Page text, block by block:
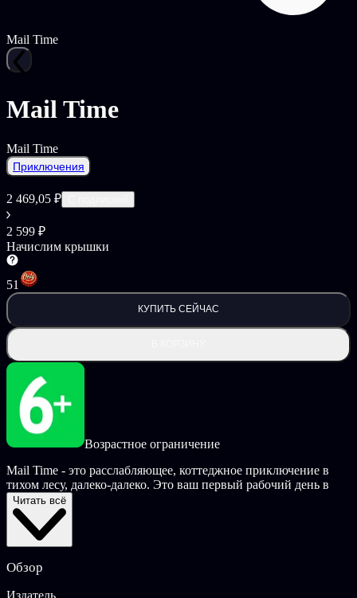
Mail Time
Mail Time
Mail Time
Приключения
2 469,05 ₽
2 599 ₽
Начислим крышки
51
КУПИТЬ СЕЙЧАС
Возрастное ограничение
Mail Time - это расслабляющее, коттеджное приключение в
тихом лесу, далеко-далеко. Это ваш первый рабочий день в
качестве новоиспеченного почтового скаута. Вооружившись
грибной шляпой, рюкзаком, полным писем, и безудержным
энтузиазмом, пора разносить письма и посылки по всей роще
Грумблвуд.
Их получатели с нетерпением ждут появления твоей грибной
Читать всё
Обзор